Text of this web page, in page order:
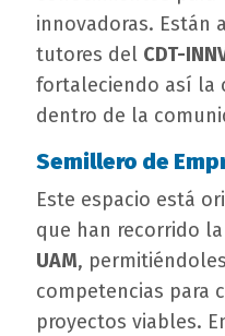
innovadoras. Están
tutores del CDT-
fortaleciendo así la
dentro de la
Semillero de
Este espacio está
que han recorrido la
UAM,
competencias para
proyectos viables.